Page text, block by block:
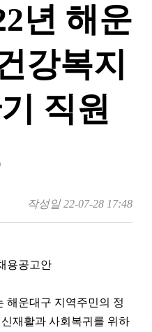
년 해운
강복지
직원
작성일22-07-28 17:48
용공고안
해운대구 지역주민의 정
재활과 사회복귀를 위하